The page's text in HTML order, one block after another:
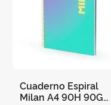
Cuaderno Espiral
Milan A4 90H 90G